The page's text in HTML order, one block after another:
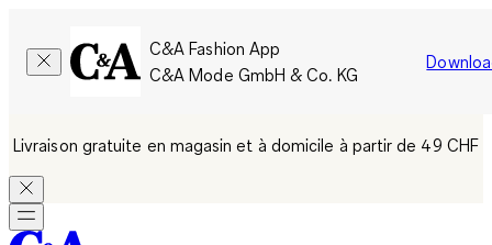
C&A Fashion App
C&A Mode GmbH & Co. KG
Livraison gratuite en magasin et à domicile à partir de 49 CHF